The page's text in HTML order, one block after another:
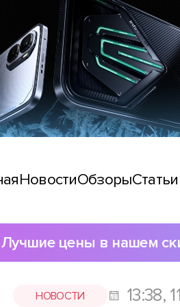
НовостиОбзорыСтатьи
Лучшие цены в нашем
НОВОСТИ 13:38,